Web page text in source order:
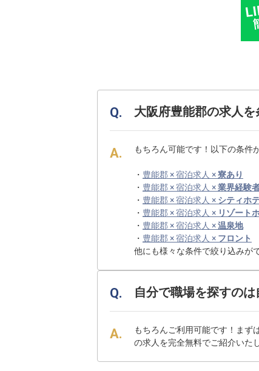
大阪府豊能郡の求人
もちろん可能です！以下の条件
・ 豊能郡 × 宿泊求人 ×寮あり
・ 豊能郡 × 宿泊求人 ×業界経験
・ 豊能郡 × 宿泊求人 × シティホ
・ 豊能郡 × 宿泊求人 × リゾート
・ 豊能郡 × 宿泊求人 ×温泉地
・ 豊能郡 × 宿泊求人 × フロント
他にも様々な条件で絞り込みが
自分で職場を探すの
もちろんご利用可能です！まず
の求人を完全無料でご紹介いた